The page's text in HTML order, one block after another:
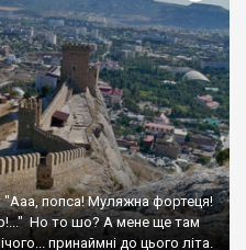
"Ааа, попса! Муляжна фортеця!
Но то шо? А мене ще там
принаймні до цього літа.